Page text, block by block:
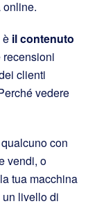
online.
è il contenuto
recensioni
clienti
vedere
con
vendi, o
tua macchina
livello di